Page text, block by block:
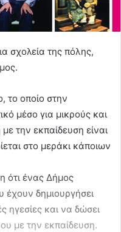
σχολεία της πόλης,
το οποίο στην
μέσο για μικρούς και
την εκπαίδευση είναι
στο μεράκι κάποιων
ότι ένας Δήμος
έχουν δημιουργήσει
ηγεσίες και να δώσει
με την εκπαίδευση.